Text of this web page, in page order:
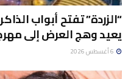
“الزردة” تفتح أبواب
يعيد وهج العرض إلى